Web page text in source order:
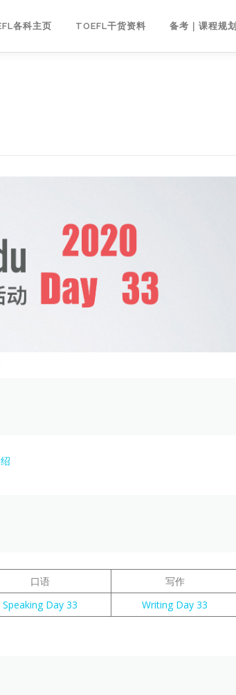
各科主页 TOEFL干货资料 备考｜课程规划
口语
写作
Speaking Day 33 Writing Day 33